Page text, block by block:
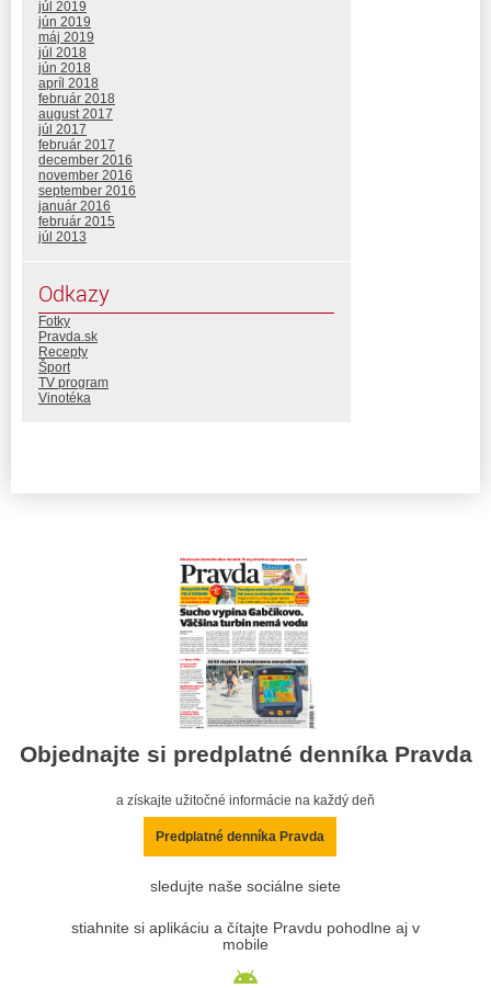
júl 2019
jún 2019
máj 2019
júl 2018
jún 2018
apríl 2018
február 2018
august 2017
júl 2017
február 2017
december 2016
november 2016
september 2016
január 2016
február 2015
júl 2013
Odkazy
Fotky
Pravda.sk
Recepty
Šport
TV program
Vinotéka
Objednajte si predplatné denníka Pravda
a získajte užitočné informácie na každý deň
Predplatné denníka Pravda
sledujte naše sociálne siete
stiahnite si aplikáciu a čítajte Pravdu pohodlne aj v
mobile